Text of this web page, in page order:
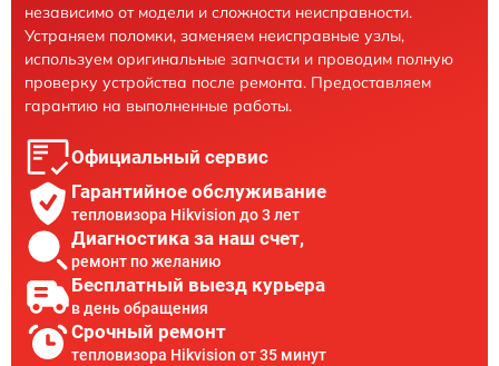
независимо от модели и сложности неисправности.
Устраняем поломки, заменяем неисправные узлы,
используем оригинальные запчасти и проводим полную
проверку устройства после ремонта. Предоставляем
гарантию на выполненные работы.
Официальный сервис
Гарантийное обслуживание
тепловизора Hikvision до 3 лет
Диагностика за наш счет,
ремонт по желанию
Бесплатный выезд курьера
в день обращения
Срочный ремонт
тепловизора Hikvision от 35 минут